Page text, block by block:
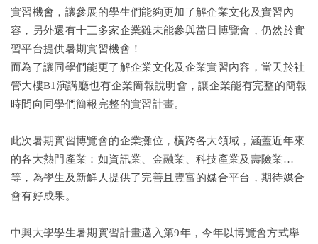
實習機會，讓參展的學生們能夠更加了解企業文化及實習內
容，另外還有十三多家企業雖未能參與當日博覽會，仍然於實
習平台提供暑期實習機會！
而為了讓同學們能更了解企業文化及企業實習內容，當天於社
管大樓B1演講廳也有企業簡報說明會，讓企業能有完整的簡報
時間向同學們簡報完整的實習計畫。
此次暑期實習博覽會的企業攤位，橫跨各大領域，涵蓋近年來
的各大熱門產業：如資訊業、金融業、科技產業及壽險業…
等，為學生及新鮮人提供了完善且豐富的媒合平台，期待媒合
會有好成果。
中興大學學生暑期實習計畫邁入第9年，今年以博覽會方式舉